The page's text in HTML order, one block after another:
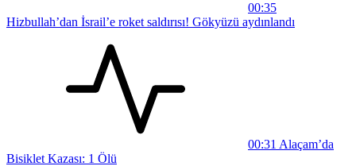
00:35
Hizbullah’dan İsrail’e roket saldırısı! Gökyüzü aydınlandı
00:31 Alaçam’da
Bisiklet Kazası: 1 Ölü